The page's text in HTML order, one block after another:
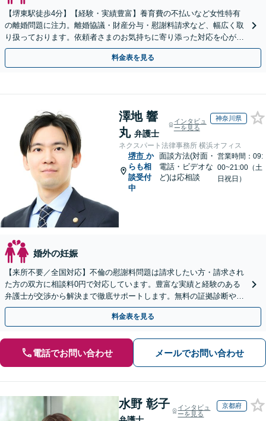
【堺東駅徒歩4分】【経験・実績豊富】養育費の不払いなど女性特有
の離婚問題に注力。離婚協議・財産分与・慰謝料請求など、幅広く取
り扱っております。依頼者さまのお気持ちに寄り添った対応を心がけ
ます。【夜間・休日対応可能】【完全個室完備】
料金表を見る
澤地 響
丸 弁護士
インタビュ
ーを見る
神奈川県
ネクスパート法律事務所 横浜オフィス
堺市 か
らも相
談受付
中
面談方法(対面・
電話・ビデオな
ど)は応相談
営業時間：09:
00~21:00（土
日祝日）
婚外の妊娠
【来所不要／全国対応】不倫の慰謝料問題は請求したい方・請求され
た方の双方に相談料0円で対応しています。豊富な実績と経験のある
弁護士が交渉から解決まで徹底サポートします。無料の証拠診断や着
手金の返還保証もありますので安心してご相談ください。
料金表を見る
電話でお問い合わせ メールでお問い合わせ
水野 彰子
インタビュ
ーを見る
京都府